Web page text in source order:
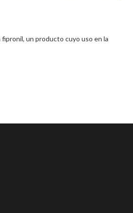
un producto cuyo uso en la